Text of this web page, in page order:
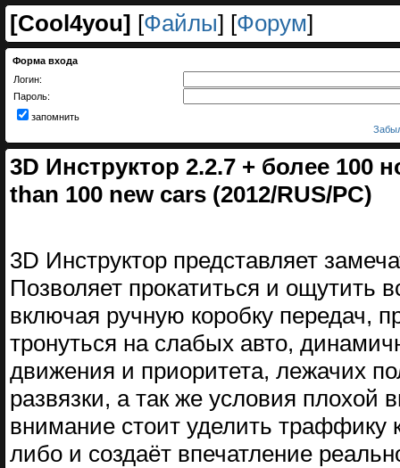
[Cool4you] [Файлы] [Форум]
Форма входа
Логин:
Пароль:
запомнить
3D Инструктор 2.2.7 + более
than 100 new cars (2012/RUS/PC)
3D Инструктор представляет
Позволяет прокатиться и ощутить
включая ручную коробку передач,
тронуться на слабых авто,
движения и приоритета, лежачих
развязки, а так же условия
внимание стоит уделить траффику
либо и создаёт впечатление